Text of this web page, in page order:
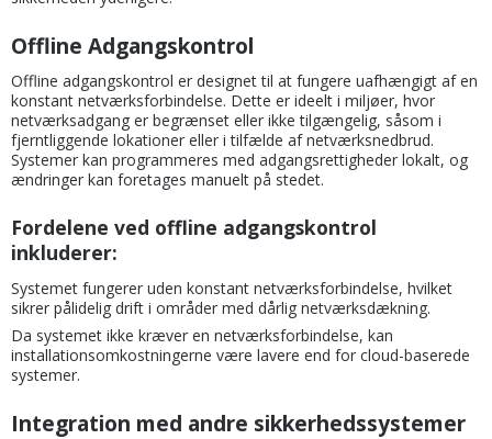
Offline Adgangskontrol
Offline adgangskontrol er designet til at fungere uafhængigt af en
konstant netværksforbindelse. Dette er ideelt i miljøer, hvor
netværksadgang er begrænset eller ikke tilgængelig, såsom i
fjerntliggende lokationer eller i tilfælde af netværksnedbrud.
Systemer kan programmeres med adgangsrettigheder lokalt, og
ændringer kan foretages manuelt på stedet.
Fordelene ved offline adgangskontrol
inkluderer:
Systemet fungerer uden konstant netværksforbindelse, hvilket
sikrer pålidelig drift i områder med dårlig netværksdækning.
Da systemet ikke kræver en netværksforbindelse, kan
installationsomkostningerne være lavere end for cloud-baserede
systemer.
Integration med andre sikkerhedssystemer